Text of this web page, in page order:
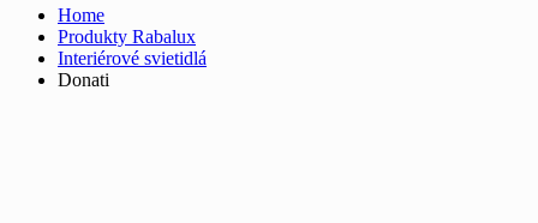
Home
Produkty Rabalux
Interiérové svietidlá
Donati